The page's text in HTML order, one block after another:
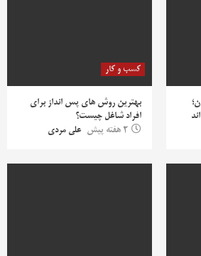
کسب و کار
بهترین روش‌ های پس‌ انداز برای
افراد شاغل چیست؟
2 هفته پیش
علی مردی